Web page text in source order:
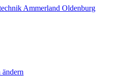
Ammerland Oldenburg